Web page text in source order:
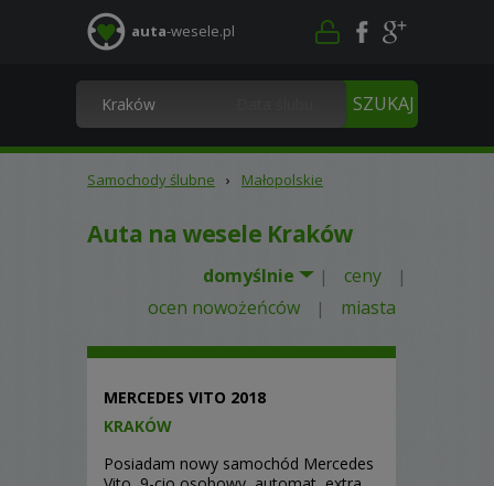
auta-wesele.pl
Samochody ślubne › Małopolskie
Auta na wesele Kraków
domyślnie | ceny |
ocen nowożeńców | miasta
MERCEDES VITO 2018
KRAKÓW
Posiadam nowy samochód Mercedes